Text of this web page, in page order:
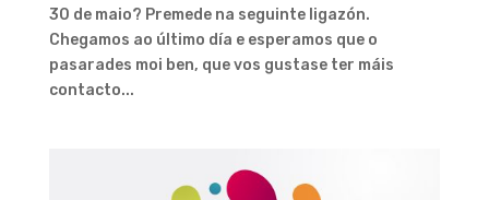
30 de maio? Premede na seguinte ligazón.
Chegamos ao último día e esperamos que o
pasarades moi ben, que vos gustase ter máis
contacto...